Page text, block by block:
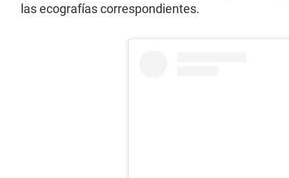
las ecografías correspondientes.